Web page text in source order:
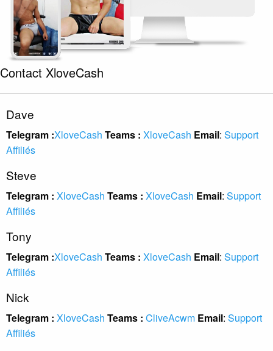
Contact XloveCash
Dave
Telegram :XloveCash Teams : XloveCash Email: Support
Affiliés
Steve
Telegram : XloveCash Teams : XloveCash Email: Support
Affiliés
Tony
Telegram :XloveCash Teams : XloveCash Email: Support
Affiliés
Nick
Telegram : XloveCash Teams : CliveAcwm Email: Support
Affiliés